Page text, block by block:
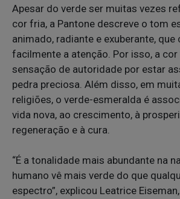
Apesar do verde ser muitas vezes
cor fria, a Pantone descreve o tom
animado, radiante e exuberante, que
facilmente a atenção. Por isso, a
sensação de autoridade por estar
pedra preciosa. Além disso, em
religiões, o verde-esmeralda é
vida nova, ao crescimento, à
regeneração e à cura.
“É a tonalidade mais abundante na
humano vê mais verde do que
espectro”, explicou Leatrice